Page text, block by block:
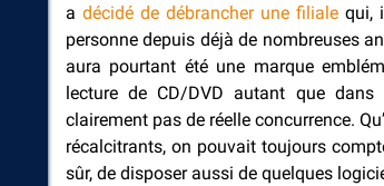
a décidé de débrancher une filialequi,
personne depuis déjà de nombreuses
aura pourtant été une marque
lecture de CD/DVD autant que
clairement pas de réelle concurrence.
récalcitrants, on pouvait toujours
sûr, de disposer aussi de quelques